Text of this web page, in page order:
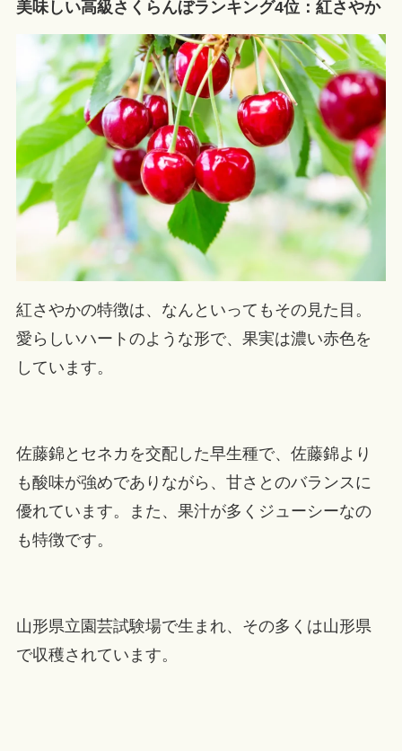
美味しい高級さくらんぼランキング4位：紅さやか
紅さやかの特徴は、なんといってもその見た目。
愛らしいハートのような形で、果実は濃い赤色を
しています。
佐藤錦とセネカを交配した早生種で、佐藤錦より
も酸味が強めでありながら、甘さとのバランスに
優れています。また、果汁が多くジューシーなの
も特徴です。
山形県立園芸試験場で生まれ、その多くは山形県
で収穫されています。